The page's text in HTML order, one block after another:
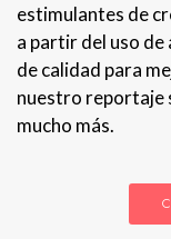
estimulantes de
a partir del uso
de calidad para
nuestro reportaje
mucho más.